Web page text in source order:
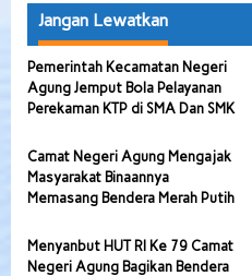
Jangan Lewatkan
Pemerintah Kecamatan Negeri
Agung Jemput Bola Pelayanan
Perekaman KTP di SMA Dan SMK
Camat Negeri Agung Mengajak
Masyarakat Binaannya
Memasang Bendera Merah Putih
Menyanbut HUT RI Ke 79 Camat
Negeri Agung Bagikan Bendera